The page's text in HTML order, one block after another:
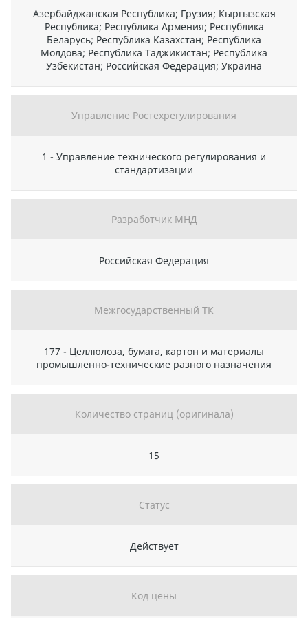
Азербайджанская Республика; Грузия; Кыргызская
Республика; Республика Армения; Республика
Беларусь; Республика Казахстан; Республика
Молдова; Республика Таджикистан; Республика
Узбекистан; Российская Федерация; Украина
Управление Ростехрегулирования
1 - Управление технического регулирования и
стандартизации
Разработчик МНД
Российская Федерация
Межгосударственный ТК
177 - Целлюлоза, бумага, картон и материалы
промышленно-технические разного назначения
Количество страниц (оригинала)
15
Статус
Действует
Код цены